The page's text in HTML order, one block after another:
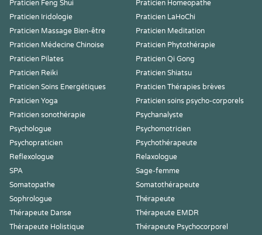
Praticien Feng Shui
Praticien Homeopathe
Praticien Iridologie
Praticien LaHoChi
Praticien Massage Bien-être
Praticien Meditation
Praticien Médecine Chinoise
Praticien Phytothérapie
Praticien Pilates
Praticien Qi Gong
Praticien Reiki
Praticien Shiatsu
Praticien Soins Energétiques
Praticien Thérapies brèves
Praticien Yoga
Praticien soins psycho-corporels
Praticien sonothérapie
Psychanalyste
Psychologue
Psychomotricien
Psychopraticien
Psychothérapeute
Reflexologue
Relaxologue
SPA
Sage-femme
Somatopathe
Somatothérapeute
Sophrologue
Thérapeute
Thérapeute Danse
Thérapeute EMDR
Thérapeute Holistique
Thérapeute Psychocorporel